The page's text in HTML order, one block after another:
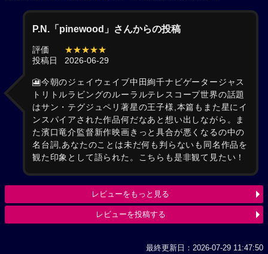
P.N.「pinewood」さんからの投稿
評価
★★★★★
投稿日
2026-06-29
🎦今朝のジェイウェイブ中田絢千ナビゲータージャス
トリトルラビングのルーラルテレスコープ世界の話題
はサン・テグジュペリ著星の王子様,本篇もまた星にイ
ンスパイアされた作品何だなあと想い出しながら。ま
た濱口竜介監督新作映画きっと具合が悪くなるの中の
名台詞,あなたのことは未だ何も判らないも同名作品を
観た印象として語られた。こちらも是非観て見たい！
レビューをもっと見る
レビューを投稿する
最終更新日：2026-07-29 11:47:50